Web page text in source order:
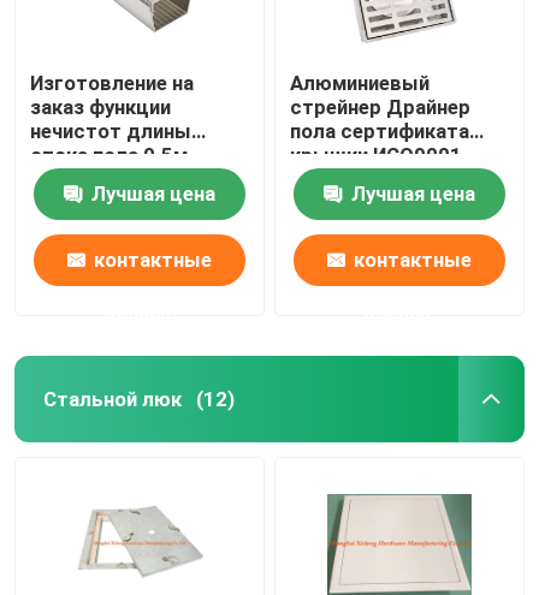
Изготовление на
заказ функции
нечистот длины
стока пола 0.5м
нержавеющей стали
принимаетЛучшая цена
контактные
Алюминиевый
стрейнер Драйнер
пола сертификата
крышки ИСО9001
стока пола квадрата
металлаЛучшая цена
контактные
Стальной люк (12)